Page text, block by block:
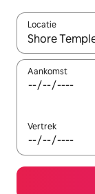
Locatie
Wanneer er
Aankomst
Vertrek